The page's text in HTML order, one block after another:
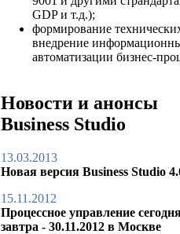
GDP и т.д.);
формирование
внедрение
автоматизации бизнес-
Новости и анонсы
Business Studio
13.03.2013
Новая версия Business Studio
15.11.2012
Процессное управление
завтра - 30.11.2012 в Москве